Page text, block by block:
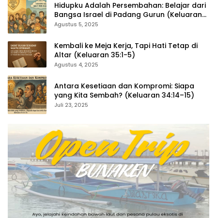
Hidupku Adalah Persembahan: Belajar dari
Bangsa Israel di Padang Gurun (Keluaran
35:4–29)
Agustus 5, 2025
Kembali ke Meja Kerja, Tapi Hati Tetap di
Altar (Keluaran 35:1-5)
Agustus 4, 2025
Antara Kesetiaan dan Kompromi: Siapa
yang Kita Sembah? (Keluaran 34:14–15)
Juli 23, 2025